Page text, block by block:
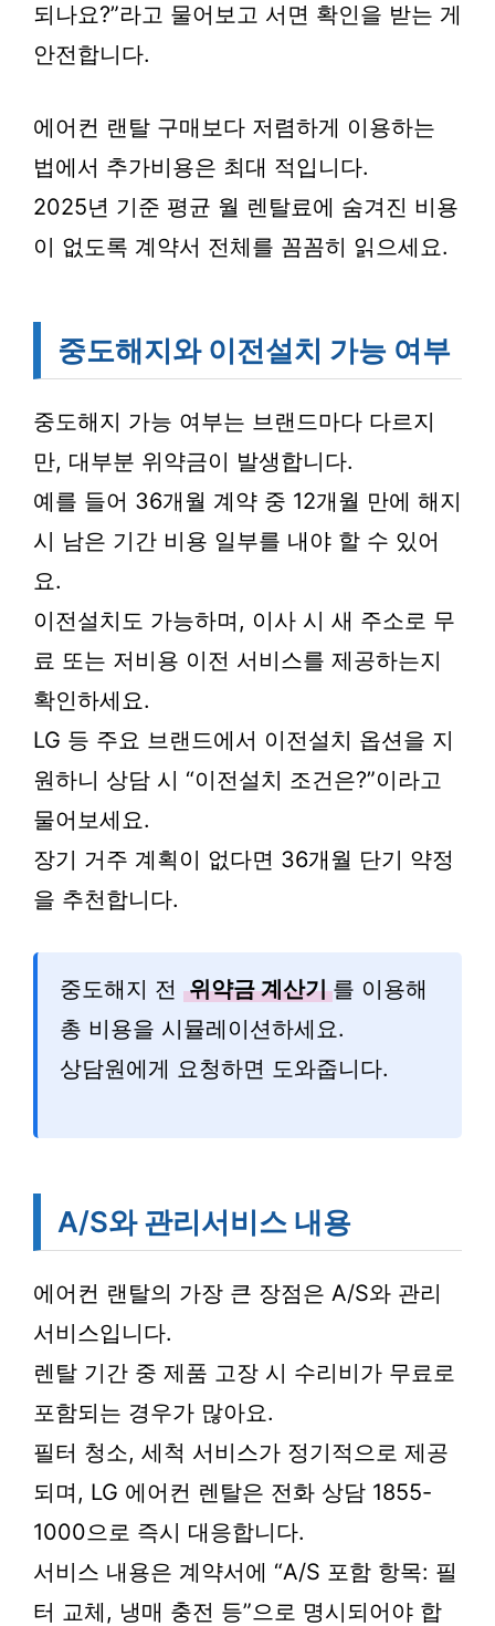
되나요?”라고 물어보고 서면 확인을 받는 게
안전합니다.
에어컨 랜탈 구매보다 저렴하게 이용하는
법에서 추가비용은 최대 적입니다.
2025년 기준 평균 월 렌탈료에 숨겨진 비용
이 없도록 계약서 전체를 꼼꼼히 읽으세요.
중도해지와 이전설치 가능 여부
중도해지 가능 여부는 브랜드마다 다르지
만, 대부분 위약금이 발생합니다.
예를 들어 36개월 계약 중 12개월 만에 해지
시 남은 기간 비용 일부를 내야 할 수 있어
요.
이전설치도 가능하며, 이사 시 새 주소로 무
료 또는 저비용 이전 서비스를 제공하는지
확인하세요.
LG 등 주요 브랜드에서 이전설치 옵션을 지
원하니 상담 시 “이전설치 조건은?”이라고
물어보세요.
장기 거주 계획이 없다면 36개월 단기 약정
을 추천합니다.
중도해지 전 위약금 계산기 를 이용해
총 비용을 시뮬레이션하세요.
상담원에게 요청하면 도와줍니다.
A/S와 관리서비스 내용
에어컨 랜탈의 가장 큰 장점은 A/S와 관리
서비스입니다.
렌탈 기간 중 제품 고장 시 수리비가 무료로
포함되는 경우가 많아요.
필터 청소, 세척 서비스가 정기적으로 제공
되며, LG 에어컨 렌탈은 전화 상담 1855-
1000으로 즉시 대응합니다.
서비스 내용은 계약서에 “A/S 포함 항목: 필
터 교체, 냉매 충전 등”으로 명시되어야 합